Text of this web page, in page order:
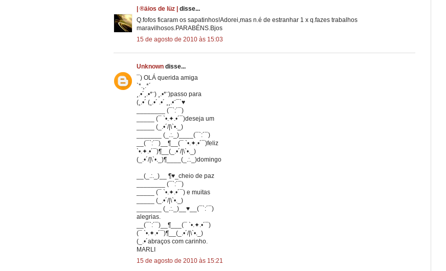
| ®äios de lüz |
disse...
Q.fofos ficaram os sapatinhos!Adorei,mas n.é de estranhar 1 x q.fazes trabalhos
maravilhosos.PARABÉNS.Bjos
15 de agosto de 2010 às 15:03
Unknown disse...
¯) OLÁ querida amiga
`*.¸.*´
¸.•´¸.•*¨) ¸.•*¨)passo para
(¸.•´ (¸.•´ .•´ ¸¸.•¨¯`♥
________ (¯`:´¯)
_____ (¯ `•.✦.•´¯)deseja um
_____ (_.•´/|\`•._)
_______ (_.:._)____(¯`:´¯)
__(¯`:´¯)__¶__(¯ `•.✦.•´¯)feliz
`•.✦.•´¯)¶__(_.•´/|\`•._)
(_.•´/|\`•._)¶____(_.:._)domingo
__(_.:._)__ ¶♥_cheio de paz
________ (¯`:´¯)
_____ (¯ `•.✦.•´¯) e muitas
_____ (_.•´/|\`•._)
_______ (_.:._)__♥__(¯`:´¯)
alegrias.
__(¯`:´¯)__¶___(¯ `•.✦.•´¯)
(¯ `•.✦.•´¯)¶__(_.•´/|\`•._)
(_.•´abraços com carinho.
MARLI
15 de agosto de 2010 às 15:21